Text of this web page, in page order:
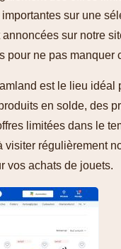
sur une
sur notre
pour ne pas manquer
est le lieu
en solde, des
limitées dans le
visiter régulièrement
vos achats de jouets.